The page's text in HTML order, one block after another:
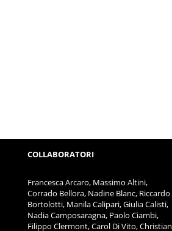
COLLABORATORI
Francesca Arcaro, Massimo Altini,
Corrado Bellora, Nadine Blanc, Riccardo
Bortolotti, Manila Calipari, Giulia Calisti,
Nadia Camposaragna, Paolo Ciambi,
Filippo Clermont, Carol Di Vito, Christian